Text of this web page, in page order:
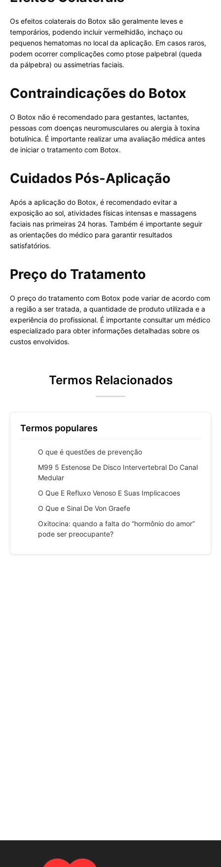
Os efeitos colaterais do Botox são geralmente leves e
temporários, podendo incluir vermelhidão, inchaço ou
pequenos hematomas no local da aplicação. Em casos raros,
podem ocorrer complicações como ptose palpebral (queda
da pálpebra) ou assimetrias faciais.
Contraindicações do Botox
O Botox não é recomendado para gestantes, lactantes,
pessoas com doenças neuromusculares ou alergia à toxina
botulínica. É importante realizar uma avaliação médica antes
de iniciar o tratamento com Botox.
Cuidados Pós-Aplicação
Após a aplicação do Botox, é recomendado evitar a
exposição ao sol, atividades físicas intensas e massagens
faciais nas primeiras 24 horas. Também é importante seguir
as orientações do médico para garantir resultados
satisfatórios.
Preço do Tratamento
O preço do tratamento com Botox pode variar de acordo com
a região a ser tratada, a quantidade de produto utilizada e a
experiência do profissional. É importante consultar um médico
especializado para obter informações detalhadas sobre os
custos envolvidos.
Termos Relacionados
Termos populares
O que é questões de prevenção
M99 5 Estenose De Disco Intervertebral Do Canal
Medular
O Que E Refluxo Venoso E Suas Implicacoes
O Que e Sinal De Von Graefe
Oxitocina: quando a falta do “hormônio do amor”
pode ser preocupante?